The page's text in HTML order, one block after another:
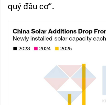
quý đầu cơ”.